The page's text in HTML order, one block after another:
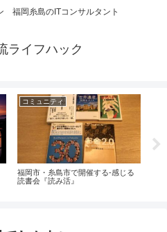
福岡糸島のITコンサルタント
ライフハック
コミュニティ
福岡市・糸島市で開催する-感じる
読書会『読み活』